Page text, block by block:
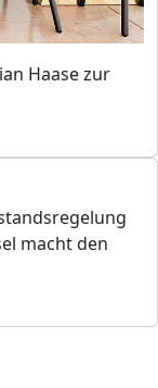
Haase zur
macht den